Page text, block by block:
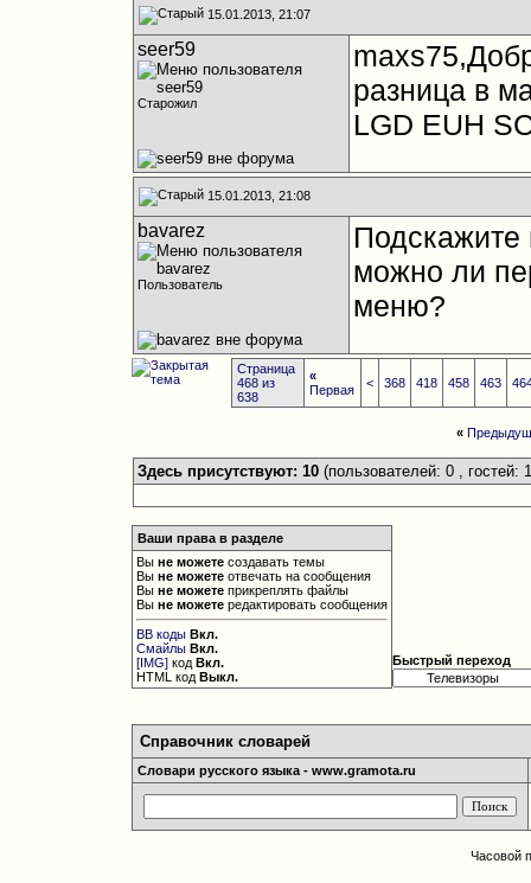
15.01.2013, 21:07
seer59
Старожил
разница в
LGD EUH
15.01.2013, 21:08
bavarez
Пользователь
Подскажите
можно ли
меню?
Страница
468 из
638
«
Первая
< 368 418 458 463
«
Здесь присутствуют: 10 (пользователей: 0 , гостей:
Ваши права в разделе
Выне можете создавать темы
Выне можете отвечать на сообщения
Выне можете прикреплять файлы
Выне можете редактировать сообщения
BB коды Вкл.
Смайлы Вкл.
[IMG] кодВкл.
HTML кодВыкл.
Быстрый переход
Справочник словарей
Словари русского языка - www.gramota.ru
Часовой